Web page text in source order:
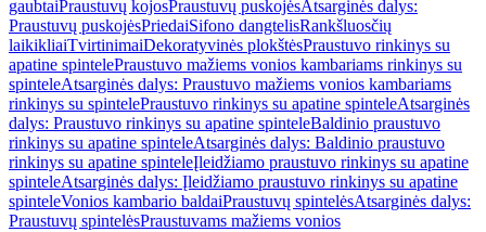
gaubtaiPraustuvų kojosPraustuvų puskojėsAtsarginės dalys:
Praustuvų puskojėsPriedaiSifono dangtelisRankšluosčių
laikikliaiTvirtinimaiDekoratyvinės plokštėsPraustuvo rinkinys su
apatine spintelePraustuvo mažiems vonios kambariams rinkinys su
spinteleAtsarginės dalys: Praustuvo mažiems vonios kambariams
rinkinys su spintelePraustuvo rinkinys su apatine spinteleAtsarginės
dalys: Praustuvo rinkinys su apatine spinteleBaldinio praustuvo
rinkinys su apatine spinteleAtsarginės dalys: Baldinio praustuvo
rinkinys su apatine spinteleĮleidžiamo praustuvo rinkinys su apatine
spinteleAtsarginės dalys: Įleidžiamo praustuvo rinkinys su apatine
spinteleVonios kambario baldaiPraustuvų spintelėsAtsarginės dalys:
Praustuvų spintelėsPraustuvams mažiems vonios